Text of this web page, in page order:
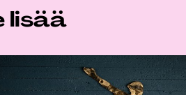
lisää